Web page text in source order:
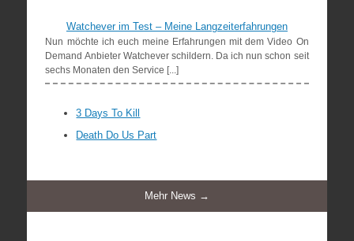
Watchever im Test – Meine Langzeiterfahrungen
Nun möchte ich euch meine Erfahrungen mit dem Video On
Demand Anbieter Watchever schildern. Da ich nun schon seit
sechs Monaten den Service [...]
3 Days To Kill
Death Do Us Part
Mehr News →